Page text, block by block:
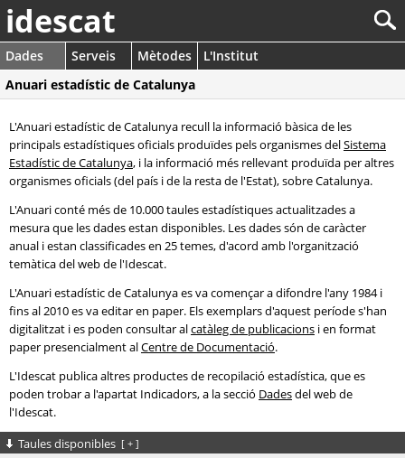
idescat
Dades Serveis Mètodes
L'Institut
Anuari estadístic de Catalunya
L'Anuari estadístic de Catalunya recull la informació bàsica de les
principals estadístiques oficials produïdes pels organismes delSistema
Estadístic de Catalunya, i la informació més rellevant produïda per altres
organismes oficials (del país i de la resta de l'Estat), sobre Catalunya.
L'Anuari conté més de 10.000 taules estadístiques actualitzades a
mesura que les dades estan disponibles. Les dades són de caràcter
anual i estan classificades en 25 temes, d'acord amb l'organització
temàtica del web de l'Idescat.
L'Anuari estadístic de Catalunya es va començar a difondre l'any 1984 i
fins al 2010 es va editar en paper. Els exemplars d'aquest període s'han
digitalitzat i es poden consultar alcatàleg de publicacions i en format
paper presencialment alCentre de Documentació.
L'Idescat publica altres productes de recopilació estadística, que es
poden trobar a l'apartat Indicadors, a la secció Dadesdel web de
l'Idescat.
Taules disponibles [ + ]